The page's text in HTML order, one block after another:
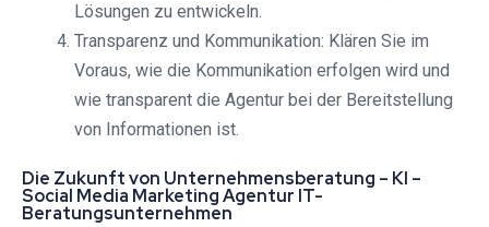
Lösungen zu entwickeln.
Transparenz und Kommunikation: Klären Sie im
Voraus, wie die Kommunikation erfolgen wird und
wie transparent die Agentur bei der Bereitstellung
von Informationen ist.
Die Zukunft von Unternehmensberatung – KI –
Social Media Marketing Agentur IT-
Beratungsunternehmen